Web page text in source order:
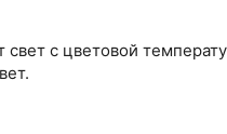
с цветовой